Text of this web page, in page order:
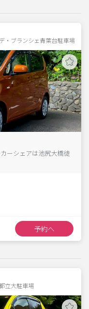
・ブランシェ青葉台駐車場
ーシェアは池尻大橋徒
予約へ
立大駐車場